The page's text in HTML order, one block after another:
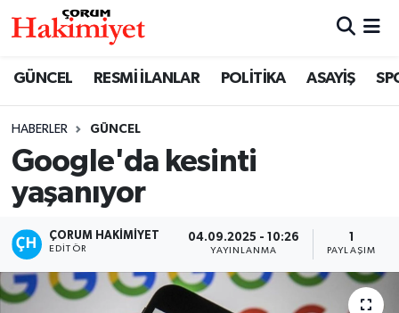
GÜNCEL RESMİ İLANLAR POLİTİKA ASAYİŞ
HABERLER GÜNCEL
Google'da kesinti
yaşanıyor
ÇORUM HAKIMIYET
EDITÖR
04.09.2025 - 10:26
YAYINLANMA PAYLAŞIM
SAĞLIK
ASAYİŞ
EKONOMİ
GÜNCEL
Nöbetçi Eczaneler
Çorum Namaz Vakitleri
Trafik Durumu
Süper Lig Puan Durumu ve Fikstür
Tüm Manşetler